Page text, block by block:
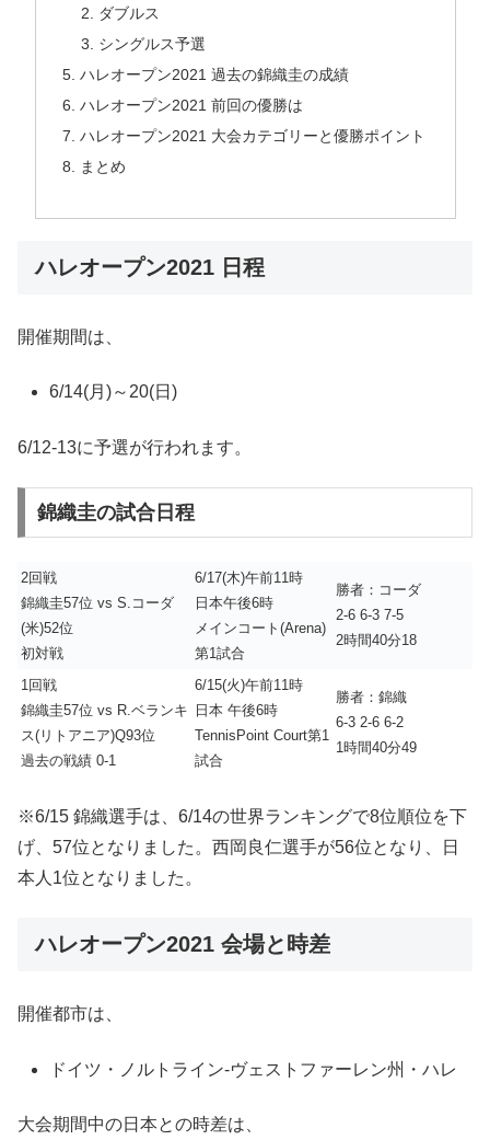
ダブルス
シングルス予選
ハレオープン2021 過去の錦織圭の成績
ハレオープン2021 前回の優勝は
ハレオープン2021 大会カテゴリーと優勝ポイント
まとめ
ハレオープン2021 日程
開催期間は、
6/14(月)～20(日)
6/12-13に予選が行われます。
錦織圭の試合日程
2回戦
錦織圭57位 vs S.コーダ
(米)52位
初対戦
6/17(木)午前11時
日本午後6時
メインコート(Arena)
第1試合
勝者：コーダ
2-6 6-3 7-5
2時間40分18
1回戦
錦織圭57位 vs R.ベランキ
ス(リトアニア)Q93位
過去の戦績 0-1
6/15(火)午前11時
日本 午後6時
TennisPoint Court第1
試合
勝者：錦織
6-3 2-6 6-2
1時間40分49
※6/15 錦織選手は、6/14の世界ランキングで8位順位を下
げ、57位となりました。西岡良仁選手が56位となり、日
本人1位となりました。
ハレオープン2021 会場と時差
開催都市は、
ドイツ・ノルトライン-ヴェストファーレン州・ハレ
大会期間中の日本との時差は、